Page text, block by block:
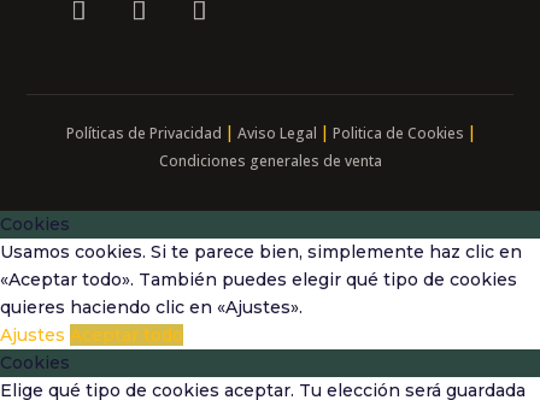
Políticas de Privacidad | Aviso Legal | Politica de Cookies |
Condiciones generales de venta
Cookies
Usamos cookies. Si te parece bien, simplemente haz clic en
«Aceptar todo». También puedes elegir qué tipo de cookies
quieres haciendo clic en «Ajustes».
Ajustes Aceptar todo
Cookies
Elige qué tipo de cookies aceptar. Tu elección será guardada